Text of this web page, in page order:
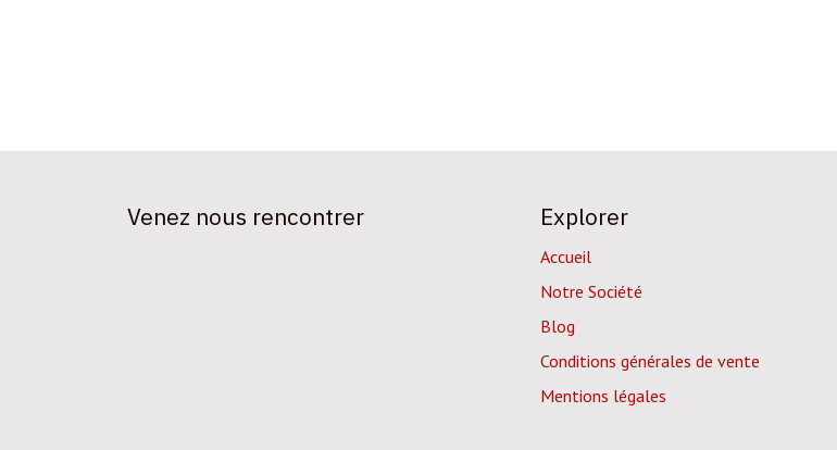
Venez nous rencontrer Explorer
Accueil
Notre Société
Blog
Conditions générales de vente
Mentions légales